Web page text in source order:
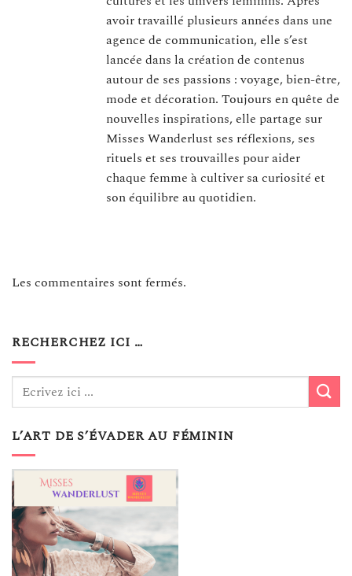
avoir travaillé plusieurs années dans une
agence de communication, elle s’est
lancée dans la création de contenus
autour de ses passions : voyage, bien-être,
mode et décoration. Toujours en quête de
nouvelles inspirations, elle partage sur
Misses Wanderlust ses réflexions, ses
rituels et ses trouvailles pour aider
chaque femme à cultiver sa curiosité et
son équilibre au quotidien.
Les commentaires sont fermés.
RECHERCHEZ ICI …
L’ART DE S’ÉVADER AU FÉMININ